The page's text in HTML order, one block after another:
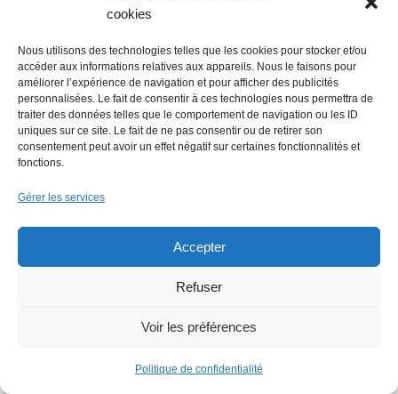
cookies
Nous utilisons des technologies telles que les cookies pour stocker et/ou
accéder aux informations relatives aux appareils. Nous le faisons pour
améliorer l’expérience de navigation et pour afficher des publicités
personnalisées. Le fait de consentir à ces technologies nous permettra de
traiter des données telles que le comportement de navigation ou les ID
uniques sur ce site. Le fait de ne pas consentir ou de retirer son
consentement peut avoir un effet négatif sur certaines fonctionnalités et
fonctions.
Gérer les services
Accepter
Refuser
Voir les préférences
Politique de confidentialité